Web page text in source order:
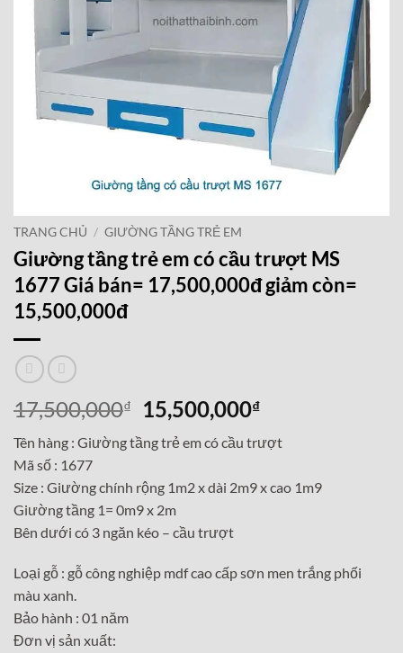
TRANG CHỦ / GIƯỜNG TẦNG TRẺ EM
Giường tầng trẻ em có cầu trượt MS
1677 Giá bán= 17,500,000đ giảm còn=
15,500,000đ
17,500,000₫
Giá
gốc
là:
15,500,000₫Giá
tại
15,500,000₫.
Tên hàng : Giường tầng trẻ em có cầu trượt
Mã số : 1677
Size : Giường chính rộng 1m2 x dài 2m9 x cao 1m9
Giường tầng 1= 0m9 x 2m
Bên dưới có 3 ngăn kéo – cầu trượt
Loại gỗ : gỗ công nghiệp mdf cao cấp sơn men trắng phối
màu xanh.
Bảo hành : 01 năm
Đơn vị sản xuất: